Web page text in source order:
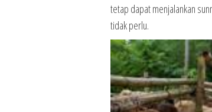
tetap dapat menjalankan
tidak perlu.